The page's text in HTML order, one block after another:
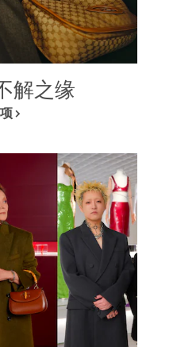
解之缘